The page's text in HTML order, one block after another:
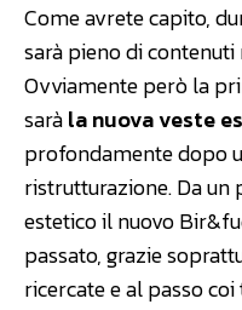
Come avrete capito,
sarà pieno di
Ovviamente però la
saràla nuova veste
profondamente dopo
ristrutturazione. Da
estetico il nuovo
passato, grazie
ricercate e al passo